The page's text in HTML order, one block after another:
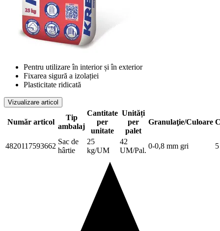
Pentru utilizare în interior și în exterior
Fixarea sigură a izolației
Plasticitate ridicată
Vizualizare articol
Număr articol
Tip
ambalaj
Cantitate
per
unitate
Unități
per
palet
Granulaţie/Culoare
4820117593662
Sac de
hârtie
25
kg/UM
42
UM/Pal.
0-0,8 mm gri